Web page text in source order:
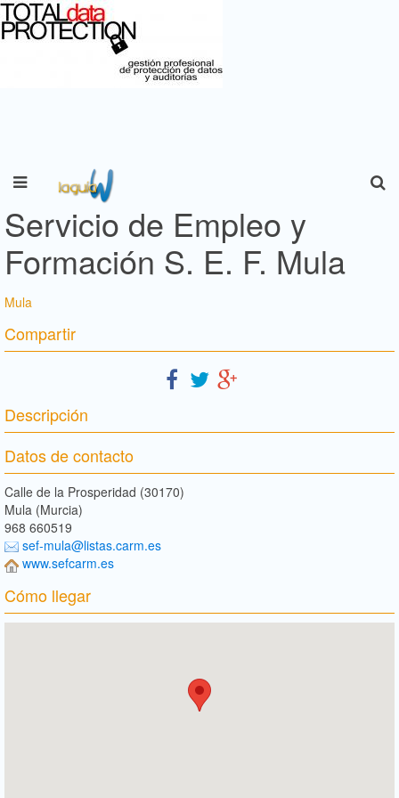
Servicio de Empleo y
Formación S. E. F. Mula
Mula
Compartir
Descripción
Datos de contacto
Calle de la Prosperidad (30170)
Mula (Murcia)
968 660519
sef-mula@listas.carm.es
www.sefcarm.es
Cómo llegar